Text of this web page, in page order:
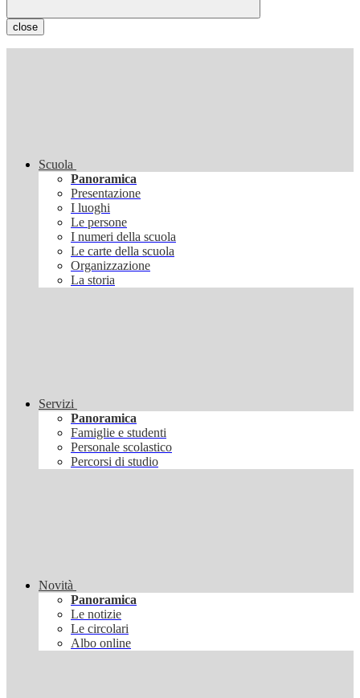
close
Scuola
Panoramica
Presentazione
I luoghi
Le persone
I numeri della scuola
Le carte della scuola
Organizzazione
La storia
Servizi
Panoramica
Famiglie e studenti
Personale scolastico
Percorsi di studio
Novità
Panoramica
Le notizie
Le circolari
Albo online